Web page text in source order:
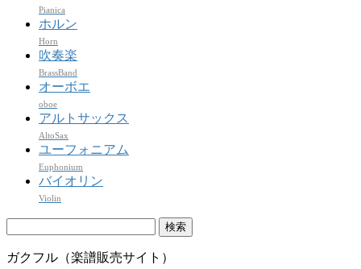
Pianica
ホルン
Horn
吹奏楽
BrassBand
オーボエ
oboe
アルトサックス
AltoSax
ユーフォニアム
Euphonium
バイオリン
Violin
ガクフル（楽譜販売サイト）